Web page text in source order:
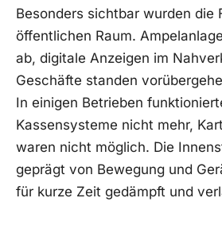
Besonders sichtbar wurden die
öffentlichen Raum.
ab, digitale Anzeigen im
Geschäfte standen
In einigen Betrieben
Kassensysteme nicht mehr,
waren nicht möglich. Die
geprägt von Bewegung und
für kurze Zeit gedämpft und